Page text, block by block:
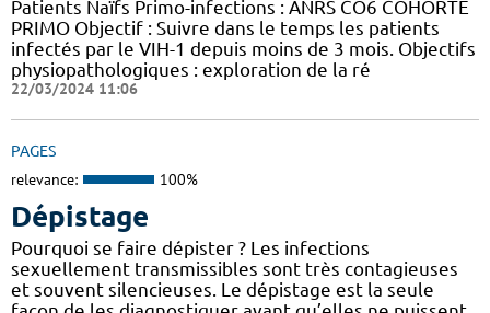
Patients Naïfs Primo-infections : ANRS CO6 COHORTE
PRIMO Objectif : Suivre dans le temps les patients
infectés par le VIH-1 depuis moins de 3 mois. Objectifs
physiopathologiques : exploration de la ré
22/03/2024 11:06
PAGES
relevance: 100%
Dépistage
Pourquoi se faire dépister ? Les infections
sexuellement transmissibles sont très contagieuses
et souvent silencieuses. Le dépistage est la seule